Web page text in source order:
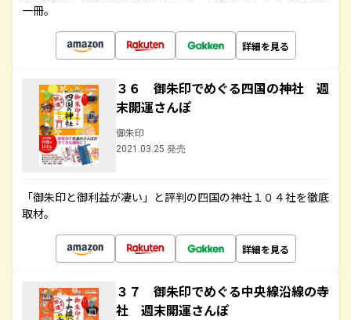
一冊。
詳細を見る
３６ 御朱印でめぐる四国の神社 週
末開運さんぽ
御朱印
2021.03.25 発売
「御朱印と御利益が凄い」と評判の四国の神社１０４社を徹底
取材。
詳細を見る
３７ 御朱印でめぐる中央線沿線の寺
社 週末開運さんぽ